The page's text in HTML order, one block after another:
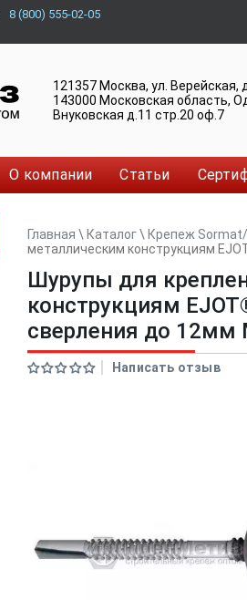
8 (800) 555-02-05
121357 Москва, ул. Верейская,
143000 Московская область,
Внуковская д.11 стр.20 оф.7
О компании Статьи
Главная \ Каталог\ Крепеж
металлическим конструкциям
Шурупы для
конструкциям
сверления до 12мм
Написать отзыв